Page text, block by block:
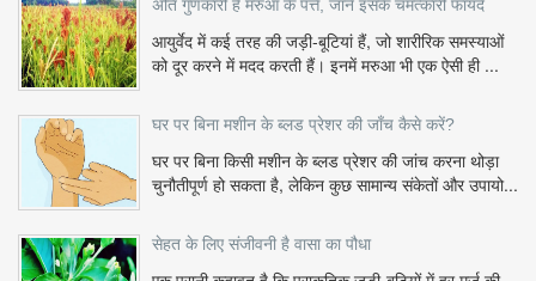
अति गुणकारी है मरुआ के पत्ते, जानें इसके चमत्कारी फायदे
आयुर्वेद में कई तरह की जड़ी-बूटियां हैं, जो शारीरिक समस्याओं
को दूर करने में मदद करती हैं। इनमें मरुआ भी एक ऐसी ही ...
घर पर बिना मशीन के ब्लड प्रेशर की जाँच कैसे करें?
घर पर बिना किसी मशीन के ब्लड प्रेशर की जांच करना थोड़ा
चुनौतीपूर्ण हो सकता है, लेकिन कुछ सामान्य संकेतों और उपायो...
सेहत के लिए संजीवनी है वासा का पौधा